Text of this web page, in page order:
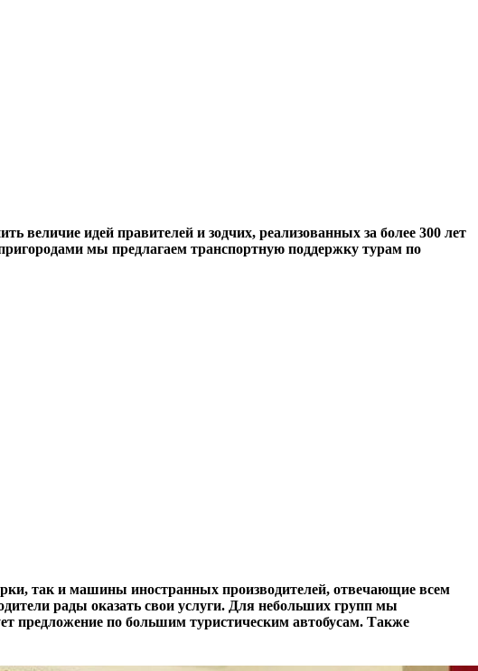
величие идей правителей и зодчих, реализованных за более 300 лет
мы предлагаем транспортную поддержку турам по
так и машины иностранных производителей, отвечающие всем
рады оказать свои услуги. Для небольших групп мы
предложение по большим туристическим автобусам. Также